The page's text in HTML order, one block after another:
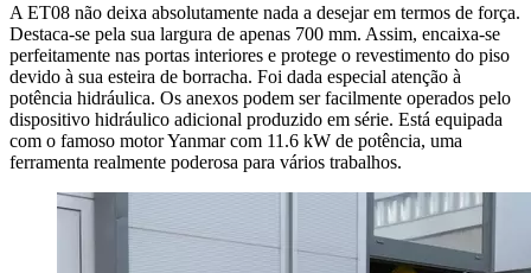
A ET08 não deixa absolutamente nada a desejar em termos de força.
Destaca-se pela sua largura de apenas 700 mm. Assim, encaixa-se
perfeitamente nas portas interiores e protege o revestimento do piso
devido à sua esteira de borracha. Foi dada especial atenção à
potência hidráulica. Os anexos podem ser facilmente operados pelo
dispositivo hidráulico adicional produzido em série. Está equipada
com o famoso motor Yanmar com 11.6 kW de potência, uma
ferramenta realmente poderosa para vários trabalhos.